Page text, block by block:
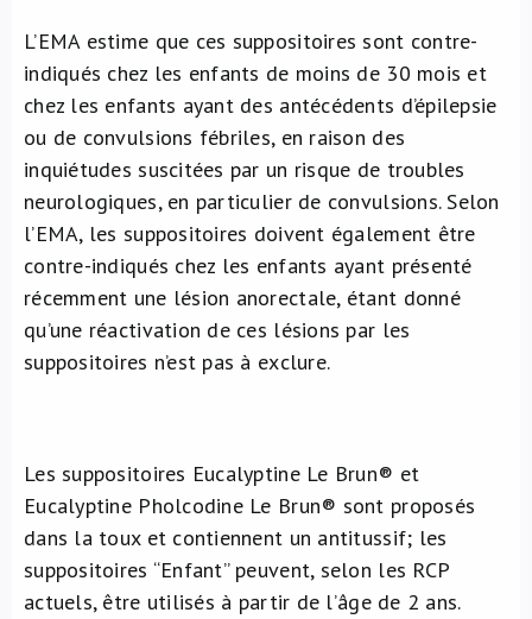
L’EMA estime que ces suppositoires sont contre-
indiqués chez les enfants de moins de 30 mois et
chez les enfants ayant des antécédents d’épilepsie
ou de convulsions fébriles, en raison des
inquiétudes suscitées par un risque de troubles
neurologiques, en particulier de convulsions. Selon
l’EMA, les suppositoires doivent également être
contre-indiqués chez les enfants ayant présenté
récemment une lésion anorectale, étant donné
qu’une réactivation de ces lésions par les
suppositoires n’est pas à exclure.
Les suppositoires Eucalyptine Le Brun® et
Eucalyptine Pholcodine Le Brun® sont proposés
dans la toux et contiennent un antitussif; les
suppositoires “Enfant” peuvent, selon les RCP
actuels, être utilisés à partir de l’âge de 2 ans.